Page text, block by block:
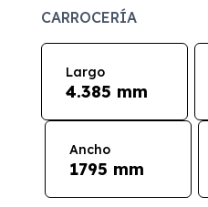
CARROCERÍA
Largo
4.385 mm
Ancho
1795 mm